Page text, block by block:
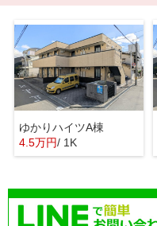
ゆかりハイツA棟
4.5万円/ 1K